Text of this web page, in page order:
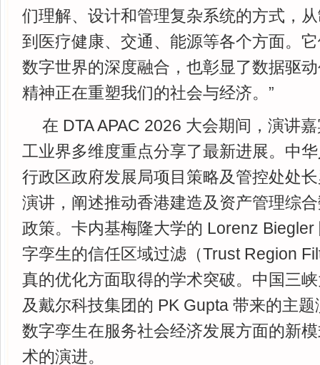
们理解、设计和管理复杂系统的方式，
到医疗健康、交通、能源等各个方面。
数字世界的深度融合，也彰显了数据驱
精神正在重塑我们的社会与经济。”
在 DTA APAC 2026 大会期间，演讲
工业界多维度重点分享了最新进展。中
行政区政府发展局项目策略及管控处处
演讲，阐述推动香港建造及资产管理综
政策。卡内基梅隆大学的 Lorenz
字孪生的信任区域过滤（Trust Region
真的优化方面取得的学术突破。中国三
及戴尔科技集团的 PK Gupta 带来的主
数字孪生在服务社会经济发展方面的新
术的演进。